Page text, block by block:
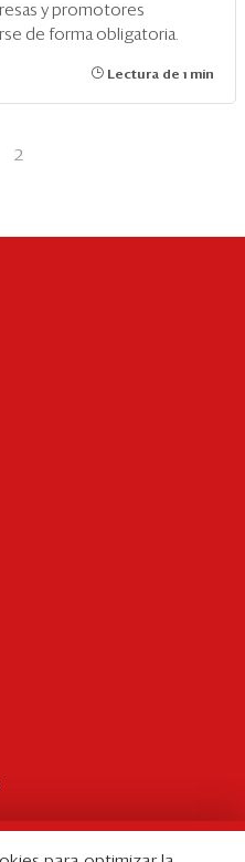
y promotores
de forma obligatoria.
Lectura de 1 min
2